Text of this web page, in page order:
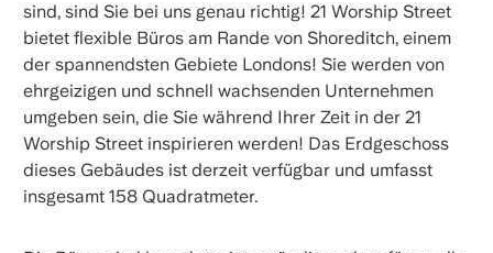
sind, sind Sie bei uns genau richtig! 21 Worship Street
bietet flexible Büros am Rande von Shoreditch, einem
der spannendsten Gebiete Londons! Sie werden von
ehrgeizigen und schnell wachsenden Unternehmen
umgeben sein, die Sie während Ihrer Zeit in der 21
Worship Street inspirieren werden! Das Erdgeschoss
dieses Gebäudes ist derzeit verfügbar und umfasst
insgesamt 158 Quadratmeter.